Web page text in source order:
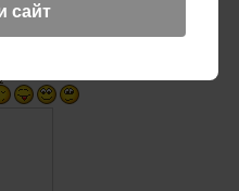
сайт